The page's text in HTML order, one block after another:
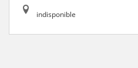
indisponible